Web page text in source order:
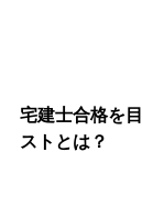
宅建士合格を
ストとは？